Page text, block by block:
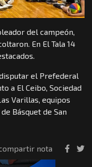
del campeón,
En El Tala 14
el Prefederal
a El Ceibo, Sociedad
Varillas, equipos
Básquet de San
nota